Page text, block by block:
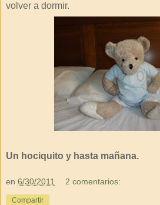
volver a dormir.
Un hociquito y hasta mañana.
en 6/30/2011 2 comentarios:
Compartir